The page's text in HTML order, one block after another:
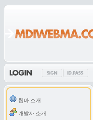
웹마 소개
개발자 소개